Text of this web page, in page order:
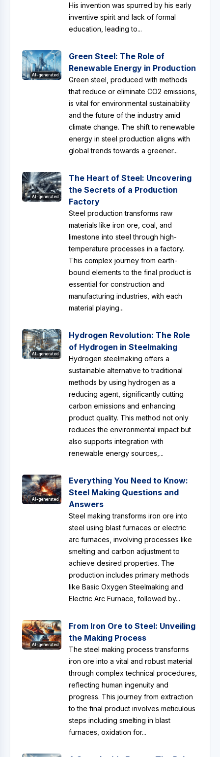
His invention was spurred by his early
inventive spirit and lack of formal
education, leading to...
AI-generated
Green Steel: The Role of
Renewable Energy in Production
Green steel, produced with methods
that reduce or eliminate CO2 emissions,
is vital for environmental sustainability
and the future of the industry amid
climate change. The shift to renewable
energy in steel production aligns with
global trends towards a greener...
AI-generated
The Heart of Steel: Uncovering
the Secrets of a Production
Factory
Steel production transforms raw
materials like iron ore, coal, and
limestone into steel through high-
temperature processes in a factory.
This complex journey from earth-
bound elements to the final product is
essential for construction and
manufacturing industries, with each
material playing...
AI-generated
Hydrogen Revolution: The Role
of Hydrogen in Steelmaking
Hydrogen steelmaking offers a
sustainable alternative to traditional
methods by using hydrogen as a
reducing agent, significantly cutting
carbon emissions and enhancing
product quality. This method not only
reduces the environmental impact but
also supports integration with
renewable energy sources,...
AI-generated
Everything You Need to Know:
Steel Making Questions and
Answers
Steel making transforms iron ore into
steel using blast furnaces or electric
arc furnaces, involving processes like
smelting and carbon adjustment to
achieve desired properties. The
production includes primary methods
like Basic Oxygen Steelmaking and
Electric Arc Furnace, followed by...
AI-generated
From Iron Ore to Steel: Unveiling
the Making Process
The steel making process transforms
iron ore into a vital and robust material
through complex technical procedures,
reflecting human ingenuity and
progress. This journey from extraction
to the final product involves meticulous
steps including smelting in blast
furnaces, oxidation for...